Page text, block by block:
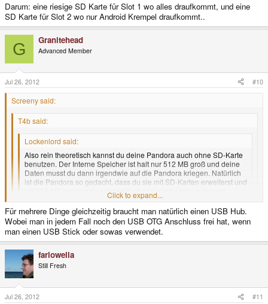
Darum: eine riesige SD Karte für Slot 1 wo alles draufkommt, und eine
SD Karte für Slot 2 wo nur Android Krempel draufkommt..
G Granitehead
Advanced Member
Jul 26, 2012 #10
Screeny said:
T4b said:
Lockenlord said:
Also rein theoretisch kannst du deine Pandora auch ohne SD-Karte
benutzen. Der Interne Speicher ist halt nur 512 MB groß und deine
Daten musst du dann irgendwie auf die Pandora kriegen. Natürlich
ist die Pandora so gedacht, dass du sie mit SD-Karten erweiterst und
mit 512 MB kommst du nicht weit, aber ein wenigstens ebenso
großer Gedanke hinter der Pandora ist, dass dich keiner zu
irgendwas zwingt.
Click to expand...
Um mich dem noch anzuschliessen:
Man kann eigentlich praktisch alles auch mit USB-Sticks oder USB-
Festplatten machen, was man mit SDs kann, aber das ist dann halt
weniger handlich.
Click to expand...
Und man kann dann kein USB Gerät mehr nutzen, sofern man nicht einen
aktiven Hub nutzt!
Click to expand...
Für mehrere Dinge gleichzeitig braucht man natürlich einen USB Hub.
Wobei man in jedem Fall noch den USB OTG Anschluss frei hat, wenn
man einen USB Stick oder sowas verwendet.
farlowella
Still Fresh
Jul 26, 2012 #11